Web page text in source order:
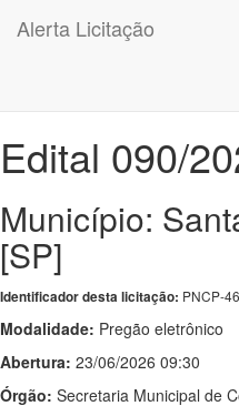
Alerta Licitação
Edital 090/
Município:
[SP]
Identificador desta licitação: PNCP-
Modalidade: Pregão eletrônico
Abertura: 23/06/2026 09:30
Órgão: Secretaria Municipal de